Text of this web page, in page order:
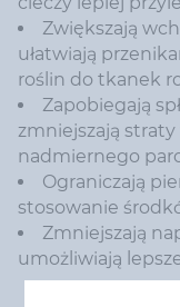
Zwiększają
ułatwiają
roślin do tkanek
Zapobiegają
zmniejszają
nadmiernego
Ograniczają
stosowanie
Zmniejszają
umożliwiają